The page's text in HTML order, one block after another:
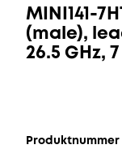
MINI141-
(male),
26.5 GHz,
Produktnummer